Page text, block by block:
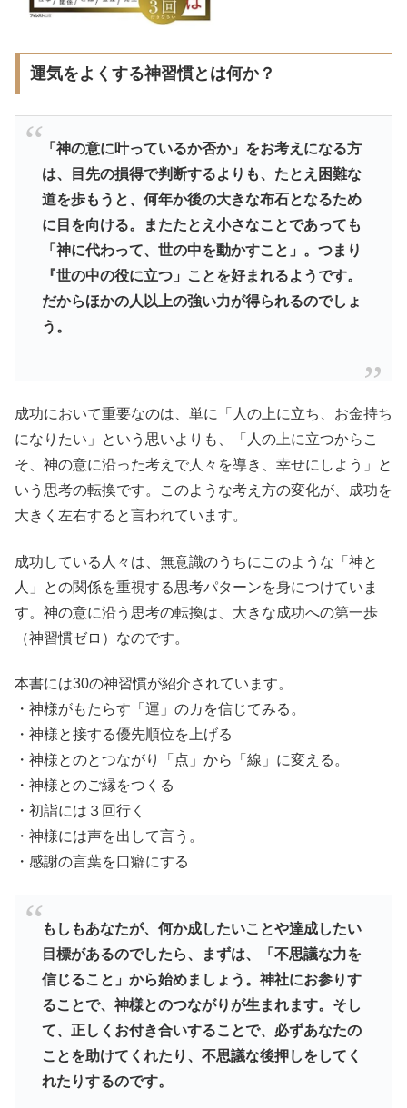
運気をよくする神習慣とは何か？
「神の意に叶っているか否か」をお考えになる方
は、目先の損得で判断するよりも、たとえ困難な
道を歩もうと、何年か後の大きな布石となるため
に目を向ける。またたとえ小さなことであっても
「神に代わって、世の中を動かすこと」。つまり
『世の中の役に立つ」ことを好まれるようです。
だからほかの人以上の強い力が得られるのでしょ
う。
成功において重要なのは、単に「人の上に立ち、お金持ち
になりたい」という思いよりも、「人の上に立つからこ
そ、神の意に沿った考えで人々を導き、幸せにしよう」と
いう思考の転換です。このような考え方の変化が、成功を
大きく左右すると言われています。
成功している人々は、無意識のうちにこのような「神と
人」との関係を重視する思考パターンを身につけていま
す。神の意に沿う思考の転換は、大きな成功への第一歩
（神習慣ゼロ）なのです。
本書には30の神習慣が紹介されています。
・神様がもたらす「運」のカを信じてみる。
・神様と接する優先順位を上げる
・神様とのとつながり「点」から「線」に変える。
・神様とのご縁をつくる
・初詣には３回行く
・神様には声を出して言う。
・感謝の言葉を口癖にする
もしもあなたが、何か成したいことや達成したい
目標があるのでしたら、まずは、「不思議な力を
信じること」から始めましょう。神社にお参りす
ることで、神様とのつながりが生まれます。そし
て、正しくお付き合いすることで、必ずあなたの
ことを助けてくれたり、不思議な後押しをしてく
れたりするのです。